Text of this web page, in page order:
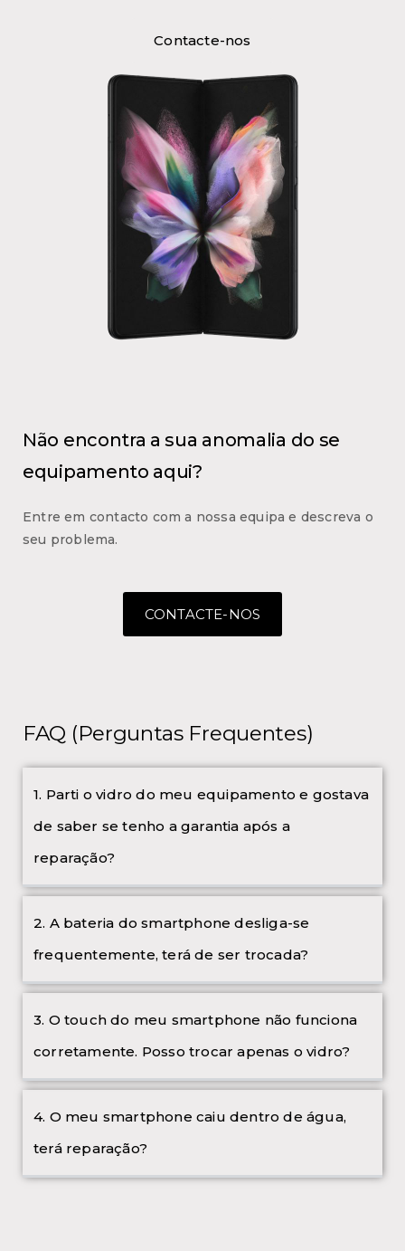
Contacte-nos
Não encontra a sua anomalia do se
equipamento aqui?
Entre em contacto com a nossa equipa e descreva o
seu problema.
CONTACTE-NOS
FAQ (Perguntas Frequentes)
1. Parti o vidro do meu equipamento e gostava
de saber se tenho a garantia após a
reparação?
2. A bateria do smartphone desliga-se
frequentemente, terá de ser trocada?
3. O touch do meu smartphone não funciona
corretamente. Posso trocar apenas o vidro?
4. O meu smartphone caiu dentro de água,
terá reparação?